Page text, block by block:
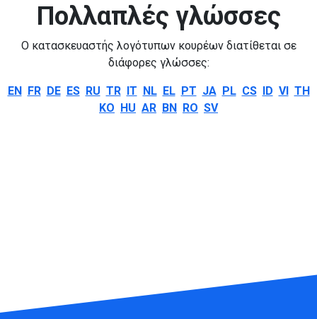
Πολλαπλές γλώσσες
Ο κατασκευαστής λογότυπων κουρέων διατίθεται σε
διάφορες γλώσσες:
EN FR DE ES RU TR IT NL EL PT JA PL CS ID VI TH
KO HU AR BN RO SV